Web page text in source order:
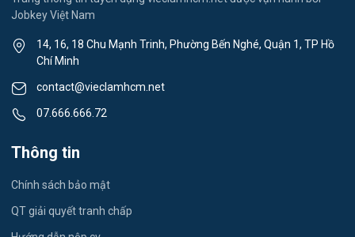
Du lịch
Dược
Jobkey Việt Nam
14, 16, 18 Chu Mạnh Trinh, Phường Bến Nghé, Quận 1, TP Hồ
Chí Minh
contact@vieclamhcm.net
07.666.666.72
Thông tin
Chính sách bảo mật
QT giải quyết tranh chấp